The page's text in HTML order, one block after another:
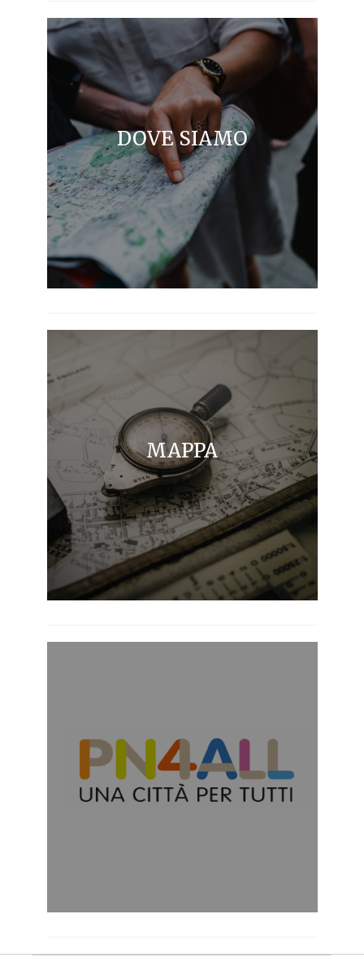
DOVE SIAMO
MAPPA